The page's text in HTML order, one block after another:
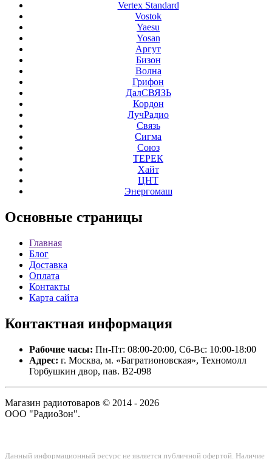
Vertex Standard
Vostok
Yaesu
Yosan
Аргут
Бизон
Волна
Грифон
ДалСВЯЗЬ
Кордон
ЛучРадио
Связь
Сигма
Союз
ТЕРЕК
Хайт
ЦНТ
Энергомаш
Основные страницы
Главная
Блог
Доставка
Оплата
Контакты
Карта сайта
Контактная информация
Рабочие часы: Пн-Пт: 08:00-20:00, Сб-Вс: 10:00-18:00
Адрес: г. Москва, м. «Багратионовская», Техномолл
Горбушкин двор, пав. B2-098
Магазин радиотоваров © 2014 - 2026
ООО "РадиоЗон".
Данный информационный ресурс не является публичной офертой. Наличие